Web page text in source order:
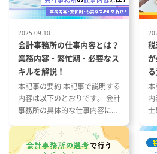
の年度
ツリ
確化。
断での
子会社
効率化
ダッシ
仕組み
トレジ
・決算、支払、
納、証憑管理
的に回る体制
2. 決算・税務
・月次決算、
算の取りまと
・決算資料、
務関連資料等
・監査法人、
社、出資者等
対応
・会計・税務
2025.09.10
会計事務所の仕事内容とは？
業務内容・繁忙期・必要なス
キルを解説！
本記事の要約 本記事で説明する
内容は以下のとおりです。 会計
事務所の具体的な仕事内容につ
繁忙期について 会計事務所で働
く際に役立つ資格や経験につい
本
士
内
ス